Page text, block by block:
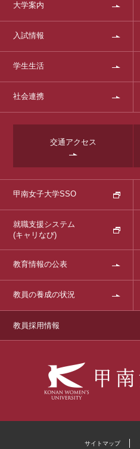
大学案内
入試情報
学生生活
社会連携
交通アクセス
甲南女子大学SSO
就職支援システム
(キャリなび)
教育情報の公表
教員の養成の状況
教員採用情報
サイトマップ